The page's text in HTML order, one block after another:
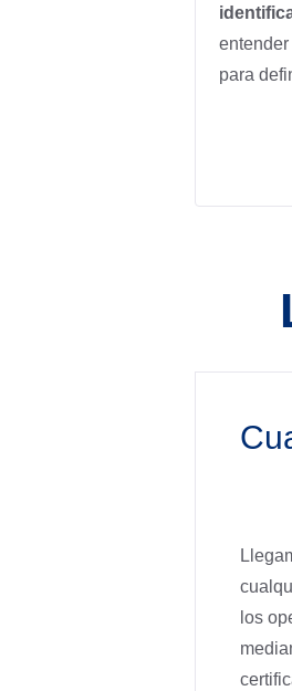
para
los